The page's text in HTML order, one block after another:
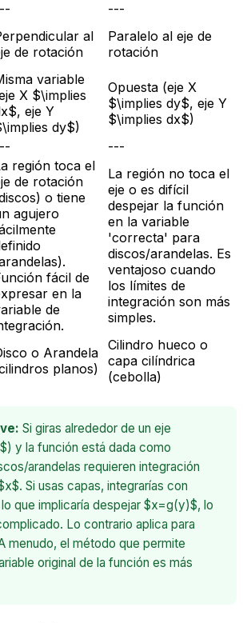
---
al
de rotación
Paralelo al eje de
rotación
variable
X $\implies
eje Y
dy$)
Opuesta (eje X
$\implies dy$, eje Y
$\implies dx$)
---
región toca el
de rotación
o tiene
agujero
fácil de
en la
de
La región no toca el
eje o es difícil
despejar la función
en la variable
'correcta' para
discos/arandelas. Es
ventajoso cuando
los límites de
integración son más
simples.
o Arandela
planos)
Cilindro hueco o
capa cilíndrica
(cebolla)
Si giras alrededor de un eje
y la función está dada como
arandelas requieren integración
Si usas capas, integrarías con
que implicaría despejar $x=g(y)$, lo
Lo contrario aplica para
menudo, el método que permite
original de la función es más